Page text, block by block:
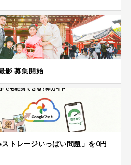
影 募集開始
ストレージいっぱい問題」を0円